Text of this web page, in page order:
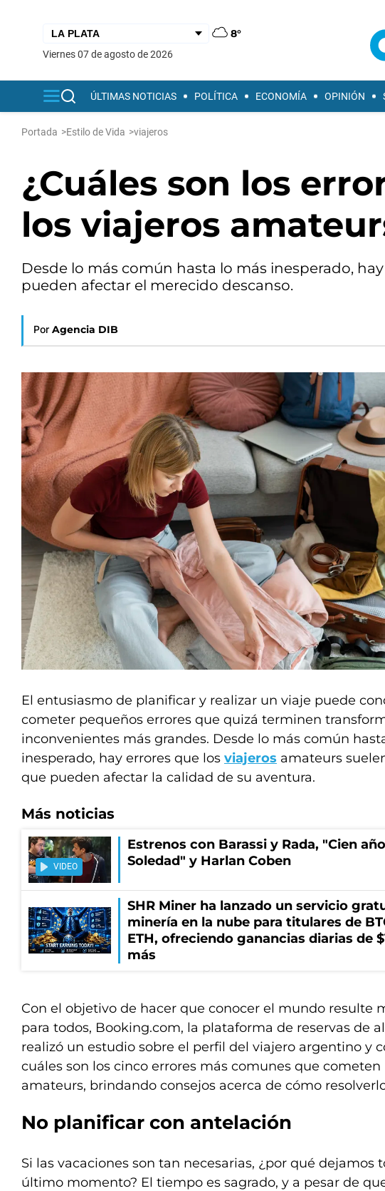
8°
viernes 07 de agosto de 2026
ÚLTIMAS NOTICIAS POLÍTICA ECONOMÍA OPINIÓN
Portada >Estilo de Vida >viajeros
¿Cuáles son los
los viajeros
Desde lo más común hasta lo más inesperado,
pueden afectar el merecido descanso.
Por Agencia DIB
El entusiasmo de planificar y realizar un viaje puede
cometer pequeños errores que quizá terminen
inconvenientes más grandes. Desde lo más común
inesperado, hay errores que los viajeros amateurs
que pueden afectar la calidad de su aventura.
Más noticias
VIDEO
Estrenos con Barassi y Rada, "Cien
Soledad" y Harlan Coben
SHR Miner ha lanzado un servicio
minería en la nube para titulares de
ETH, ofreciendo ganancias diarias de
más
Con el objetivo de hacer que conocer el mundo resulte
para todos, Booking.com, la plataforma de reservas de
realizó un estudio sobre el perfil del viajero argentino y
cuáles son los cinco errores más comunes que cometen
amateurs, brindando consejos acerca de cómo
No planificar con antelación
Si las vacaciones son tan necesarias, ¿por qué dejamos
último momento? El tiempo es sagrado, y a pesar de